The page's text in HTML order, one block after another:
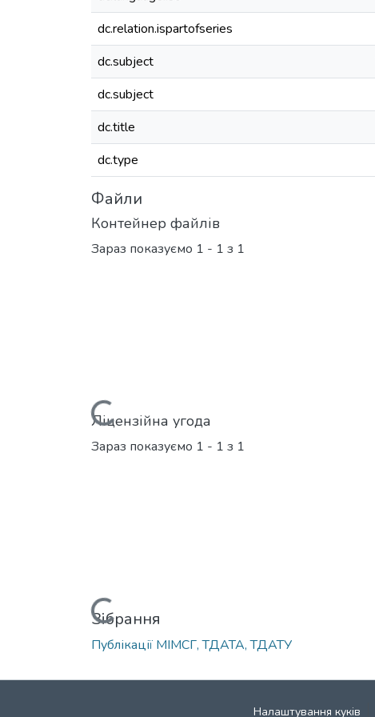
dc.relation.ispartofseries
dc.subject
dc.subject
dc.title
dc.type
Файли
Контейнер файлів
Зараз показуємо 1 - 1 з 1
Вантажиться...
Ліцензійна угода
Зараз показуємо 1 - 1 з 1
Вантажиться...
Зібрання
Публікації МІМСГ, ТДАТА, ТДАТУ
Налаштування куків